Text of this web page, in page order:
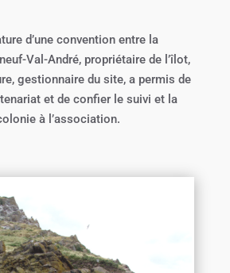
d’une convention entre la
Val-André, propriétaire de l’îlot,
gestionnaire du site, a permis de
et de confier le suivi et la
à l’association.